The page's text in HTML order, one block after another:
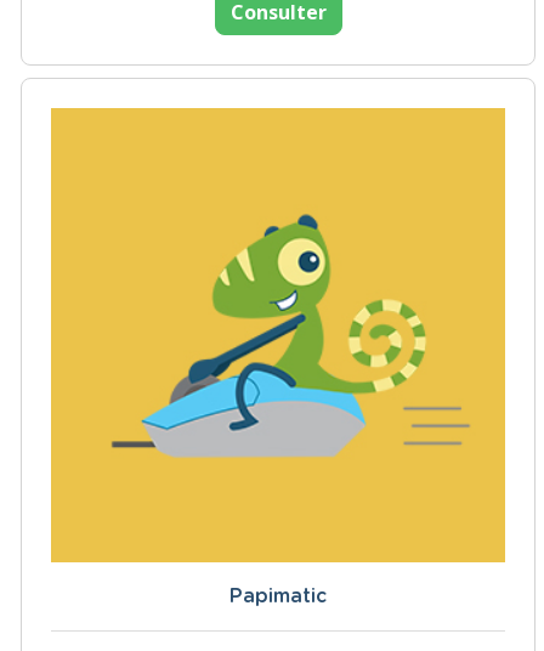
Consulter
Papimatic